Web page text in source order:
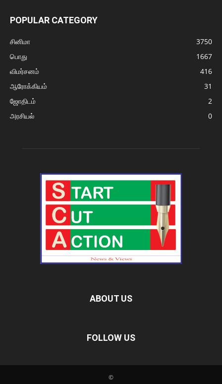
POPULAR CATEGORY
சினிமா
3750
பொது
1667
விமர்சனம்
416
ஆரோக்கியம்
31
ஜோதிடம்
2
அரசியல்
0
ABOUT US
FOLLOW US
©